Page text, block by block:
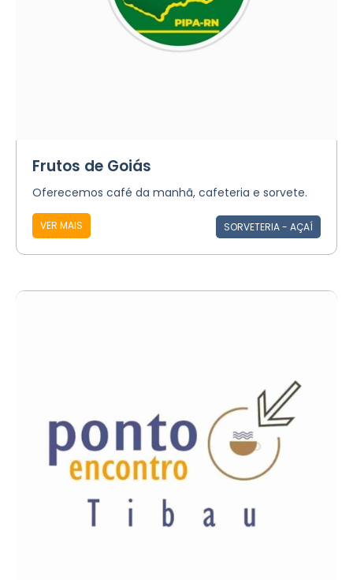
Frutos de Goiás
Oferecemos café da manhã, cafeteria e sorvete.
VER MAIS SORVETERIA - AÇAÍ